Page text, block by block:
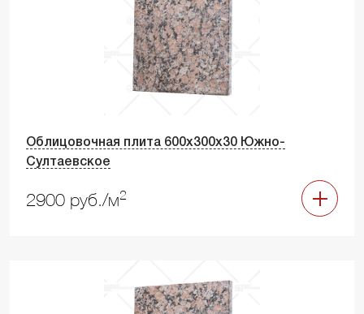
Облицовочная плита 600х300х30 Южно-
Султаевское
2900 руб./м2